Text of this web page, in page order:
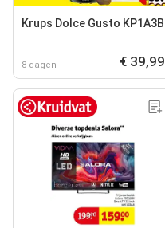
Krups Dolce Gusto KP1A3B
8 dagen € 39,99